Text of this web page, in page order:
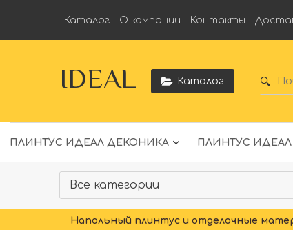
Каталог О компании Контакты
IDEAL Каталог
ПЛИНТУС ИДЕАЛ ДЕКОНИКА ПЛИНТУС ИДЕАЛ
Напольный плинтус и отделочные